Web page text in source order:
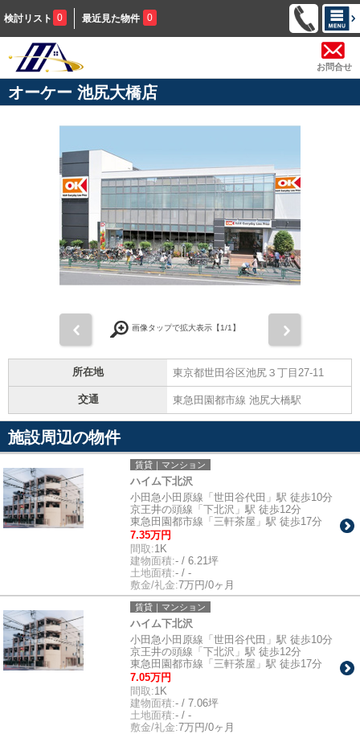
検討リスト 0 最近見た物件 0
お問合せ
オーケー 池尻大橋店
画像タップで拡大表示【1/1】
所在地 東京都世田谷区池尻３丁目27-11
交通 東急田園都市線 池尻大橋駅
施設周辺の物件
賃貸｜マンション
ハイム下北沢
小田急小田原線「世田谷代田」駅 徒歩10分
京王井の頭線「下北沢」駅 徒歩12分
東急田園都市線「三軒茶屋」駅 徒歩17分
7.35万円
間取:1K
建物面積:- / 6.21坪
土地面積:- / -
敷金/礼金:7万円/0ヶ月
賃貸｜マンション
ハイム下北沢
小田急小田原線「世田谷代田」駅 徒歩10分
京王井の頭線「下北沢」駅 徒歩12分
東急田園都市線「三軒茶屋」駅 徒歩17分
7.05万円
間取:1K
建物面積:- / 7.06坪
土地面積:- / -
敷金/礼金:7万円/0ヶ月